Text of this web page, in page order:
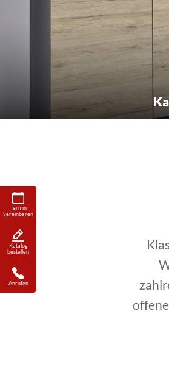
Termin
vereinbaren
Katalog
bestellen
Anrufen